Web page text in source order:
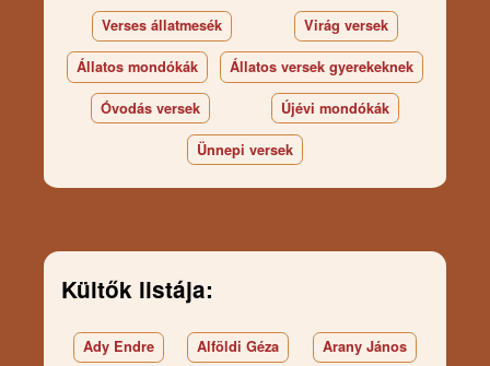
Verses állatmesék Virág versek
Állatos mondókák Állatos versek gyerekeknek
Óvodás versek Újévi mondókák
Ünnepi versek
Kültők listája:
Ady Endre Alföldi Géza Arany János